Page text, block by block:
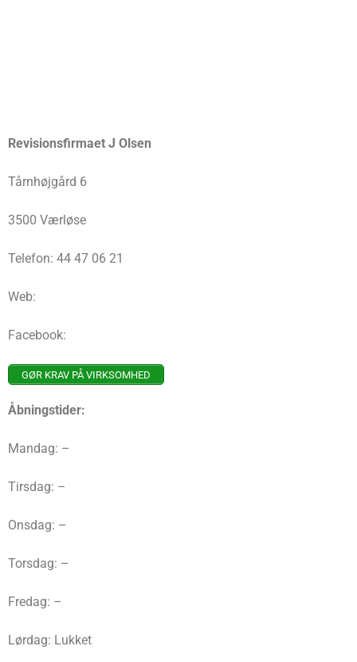
Revisionsfirmaet J Olsen
Tårnhøjgård 6
3500 Værløse
Telefon: 44 47 06 21
Web:
Facebook:
GØR KRAV PÅ VIRKSOMHED
Åbningstider:
Mandag: –
Tirsdag: –
Onsdag: –
Torsdag: –
Fredag: –
Lørdag: Lukket